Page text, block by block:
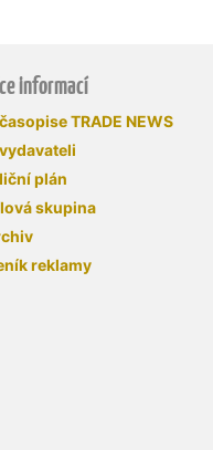
informací
TRADE NEWS
plán
skupina
reklamy